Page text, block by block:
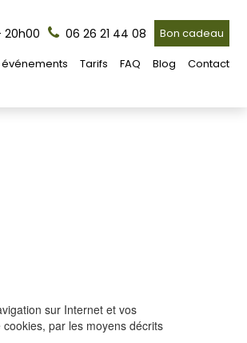
20h00 06 26 21 44 08
Bon cadeau
Tarifs FAQ Blog Contact
sur Internet et vos
par les moyens décrits